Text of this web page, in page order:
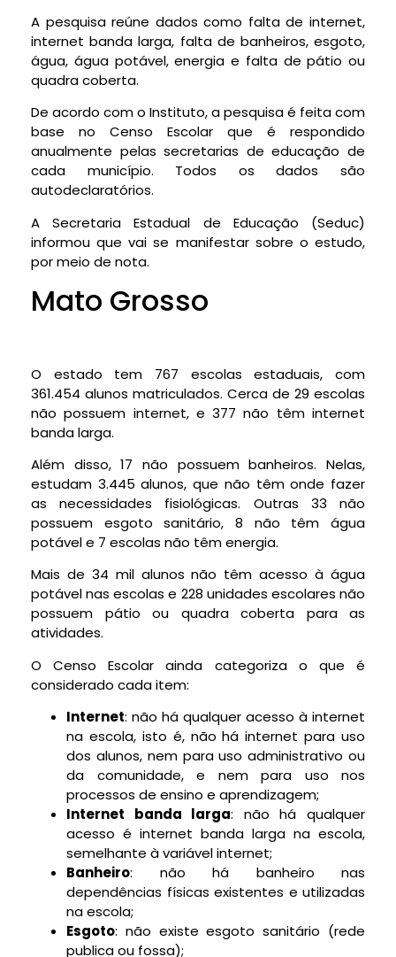
A pesquisa reúne dados como falta de internet,
internet banda larga, falta de banheiros, esgoto,
água, água potável, energia e falta de pátio ou
quadra coberta.
De acordo com o Instituto, a pesquisa é feita com
base no Censo Escolar que é respondido
anualmente pelas secretarias de educação de
cada município. Todos os dados são
autodeclaratórios.
A Secretaria Estadual de Educação (Seduc)
informou que vai se manifestar sobre o estudo,
por meio de nota.
Mato Grosso
O estado tem 767 escolas estaduais, com
361.454 alunos matriculados. Cerca de 29 escolas
não possuem internet, e 377 não têm internet
banda larga.
Além disso, 17 não possuem banheiros. Nelas,
estudam 3.445 alunos, que não têm onde fazer
as necessidades fisiológicas. Outras 33 não
possuem esgoto sanitário, 8 não têm água
potável e 7 escolas não têm energia.
Mais de 34 mil alunos não têm acesso à água
potável nas escolas e 228 unidades escolares não
possuem pátio ou quadra coberta para as
atividades.
O Censo Escolar ainda categoriza o que é
considerado cada item:
Internet: não há qualquer acesso à internet
na escola, isto é, não há internet para uso
dos alunos, nem para uso administrativo ou
da comunidade, e nem para uso nos
processos de ensino e aprendizagem;
Internet banda larga: não há qualquer
acesso é internet banda larga na escola,
semelhante à variável internet;
Banheiro: não há banheiro nas
dependências físicas existentes e utilizadas
na escola;
Esgoto: não existe esgoto sanitário (rede
publica ou fossa);